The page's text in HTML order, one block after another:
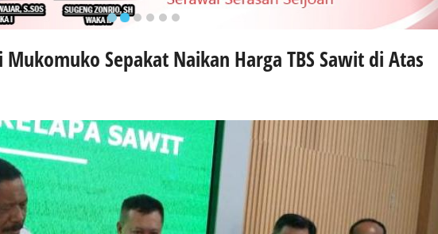
Mukomuko Sepakat Naikan Harga TBS Sawit di Atas